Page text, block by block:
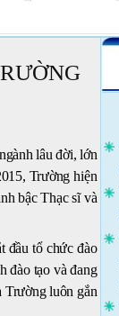
lâu đời, lớn
Trường hiện
bậc Thạc sĩ và
đầu tổ chức đào
đào tạo và đang
Trường luôn gắn